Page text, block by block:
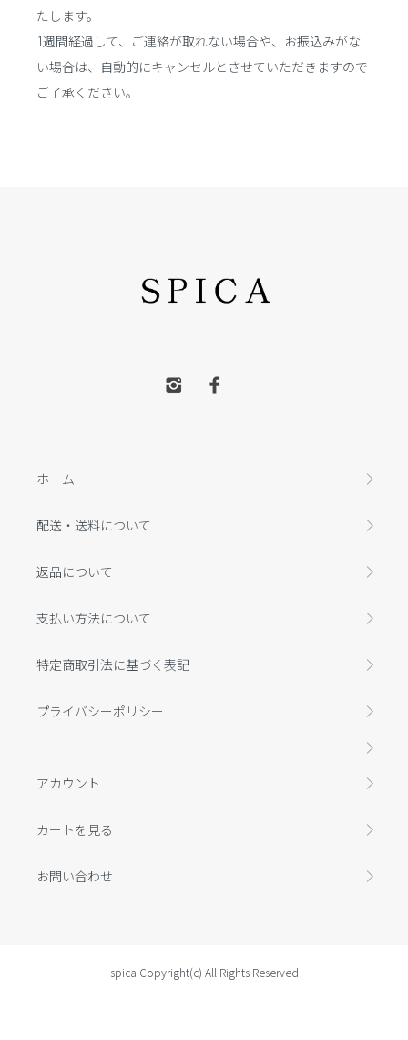
たします。
1週間経過して、ご連絡が取れない場合や、お振込みがな
い場合は、自動的にキャンセルとさせていただきますので
ご了承ください。
ホーム
配送・送料について
返品について
支払い方法について
特定商取引法に基づく表記
プライバシーポリシー
アカウント
カートを見る
お問い合わせ
spica Copyright(c) All Rights Reserved